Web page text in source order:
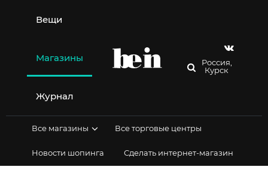
содержимому
Вещи
Магазины
Журнал
Россия,
Курск
Все магазины Все торговые центры
Новости шопинга Сделать интернет-магазин